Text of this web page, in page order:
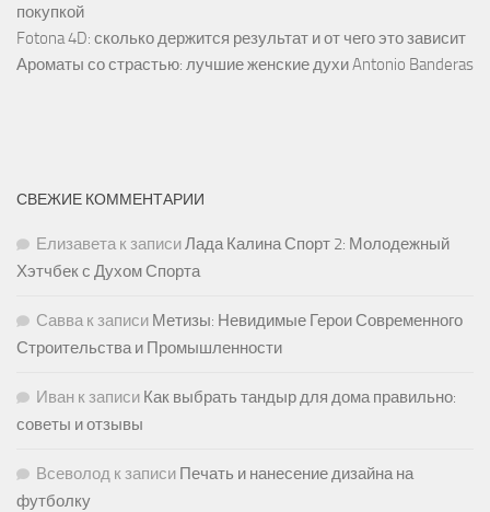
покупкой
Fotona 4D: сколько держится результат и от чего это зависит
Ароматы со страстью: лучшие женские духи Antonio Banderas
СВЕЖИЕ КОММЕНТАРИИ
Елизаветак записиЛада Калина Спорт 2: Молодежный
Хэтчбек с Духом Спорта
Саввак записи Метизы: Невидимые Герои Современного
Строительства и Промышленности
Иван к записи Как выбрать тандыр для дома правильно:
советы и отзывы
Всеволод к записи Печать и нанесение дизайна на
футболку